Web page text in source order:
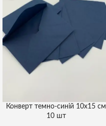
Конверт темно-синій 10х15 см
10 шт